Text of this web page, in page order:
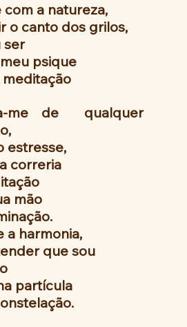
a natureza,
o canto dos grilos,
ser
psique
estresse,
correria
mão
a harmonia,
que sou
partícula